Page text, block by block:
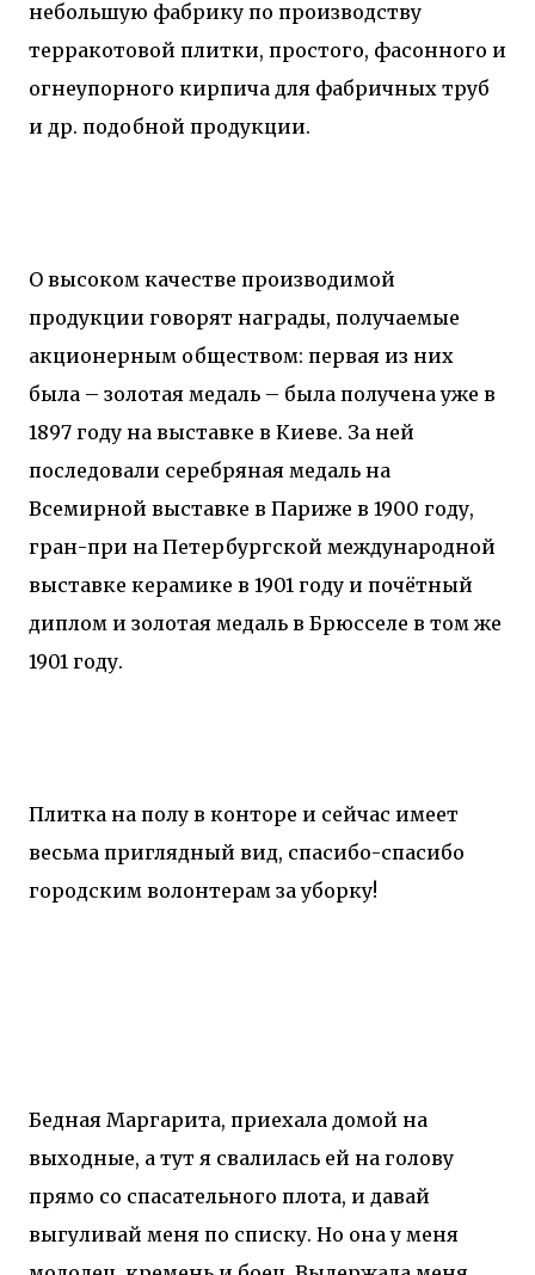
небольшую фабрику по производству
терракотовой плитки, простого, фасонного и
огнеупорного кирпича для фабричных труб
и др. подобной продукции.
О высоком качестве производимой
продукции говорят награды, получаемые
акционерным обществом: первая из них
была – золотая медаль – была получена уже в
1897 году на выставке в Киеве. За ней
последовали серебряная медаль на
Всемирной выставке в Париже в 1900 году,
гран-при на Петербургской международной
выставке керамике в 1901 году и почётный
диплом и золотая медаль в Брюсселе в том же
1901 году.
Плитка на полу в конторе и сейчас имеет
весьма приглядный вид, спасибо-спасибо
городским волонтерам за уборку!
Бедная Маргарита, приехала домой на
выходные, а тут я свалилась ей на голову
прямо со спасательного плота, и давай
выгуливай меня по списку. Но она у меня